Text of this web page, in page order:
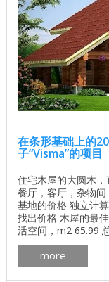
在条形基础上的
子“Visma”的项目
住宅木屋的大圆木
餐厅，客厅，杂物
基地的价格 独立计
找出价格 木屋的最
活空间，m2 65.99
楼层数 2 一楼面积
木屋（左键单击，
屋“Visma”的项目 ...
more